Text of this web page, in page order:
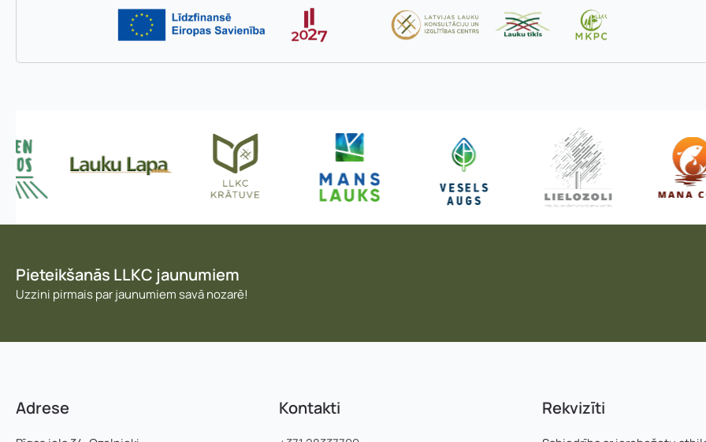
Pieteikšanās LLKC jaunumiem
Uzzini pirmais par jaunumiem savā nozarē!
Adrese Kontakti Rekvizīti
Nosūtīt pieteikumu
v
r